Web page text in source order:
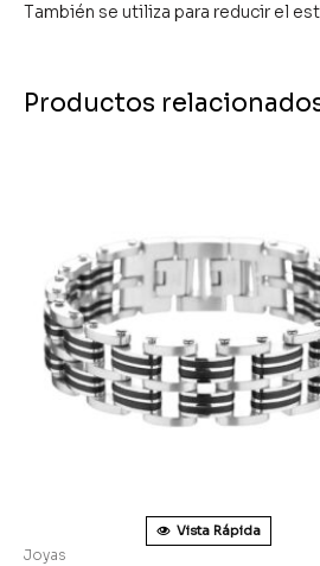
También se utiliza para reducir el
Productos
Vista Rápida
Joyas